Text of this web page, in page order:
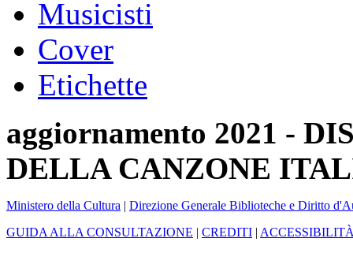
Musicisti
Cover
Etichette
aggiornamento 2021 -
DELLA CANZONE
Ministero della Cultura | Direzione Generale Biblioteche e Diritto
GUIDA ALLA CONSULTAZIONE | CREDITI |